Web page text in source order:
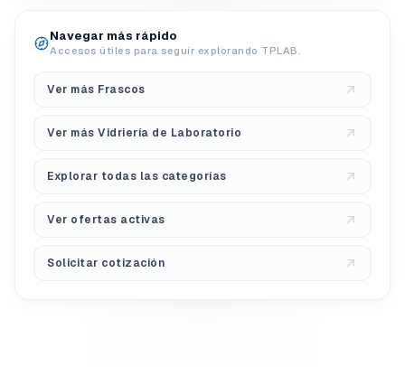
Navegar más rápido
Accesos útiles para seguir explorando TPLAB.
Ver más Frascos
Ver más Vidriería de Laboratorio
Explorar todas las categorías
Ver ofertas activas
Solicitar cotización